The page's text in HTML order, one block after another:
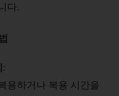
다.
:
용하거나 복용 시간을